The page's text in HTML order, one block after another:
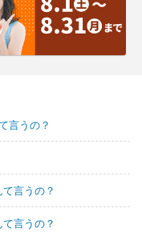
言うの？
言うの？
言うの？